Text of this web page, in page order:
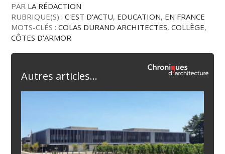
PAR LA RÉDACTION
RUBRIQUE(S) :C'EST D'ACTU, EDUCATION, EN FRANCE
MOTS-CLÉS :COLAS DURAND ARCHITECTES,COLLÈGE,
CÔTES D'ARMOR
Autres articles...